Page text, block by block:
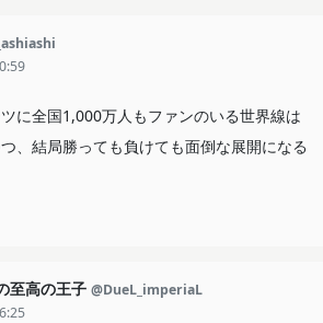
に全国1,000万人もファンのいる世界線は
、結局勝っても負けても面倒な展開になる
至高の王子 @DueL_imperiaL